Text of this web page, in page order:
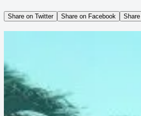
Share on Twitter Share on Facebook